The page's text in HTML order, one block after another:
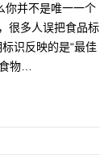
你并不是唯一一个
很多人误把食品标
识反映的是“最佳
物…